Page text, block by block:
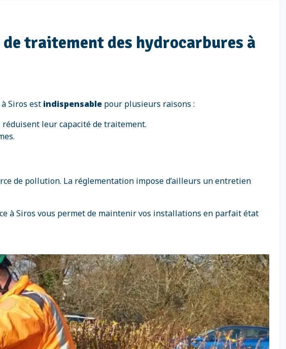
traitement des hydrocarbures à
Siros est indispensable pour plusieurs raisons :
leur capacité de traitement.
de pollution. La réglementation impose d’ailleurs un entretien
à Siros vous permet de maintenir vos installations en parfait état